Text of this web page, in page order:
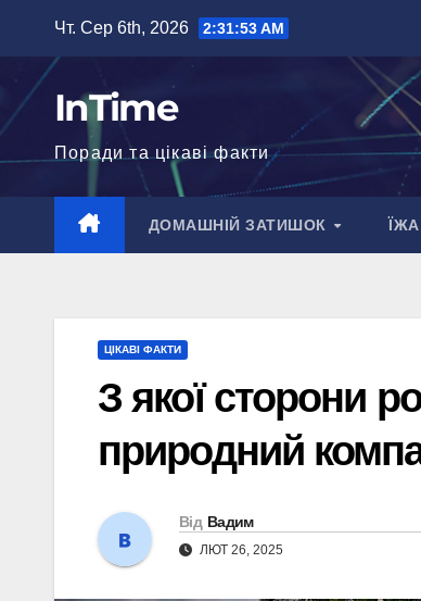
вмісту
Чт. Сер 6th, 2026 2:31:55 AM
InTime
Поради та цікаві факти
ДОМАШНІЙ ЗАТИШОК ЇЖА
ЦІКАВІ ФАКТИ
З якої сторони
природний
Від Вадим
ЛЮТ 26, 2025